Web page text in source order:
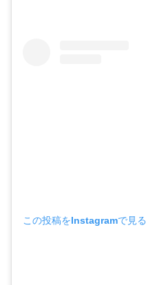
この投稿をInstagramで見る